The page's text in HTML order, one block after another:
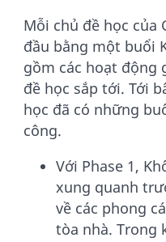
Mỗi chủ đề học của
đầu bằng một buổi
gồm các hoạt động
đề học sắp tới. Tới
học đã có những
công.
Với Phase 1,
xung quanh
về các phong
tòa nhà. Trong